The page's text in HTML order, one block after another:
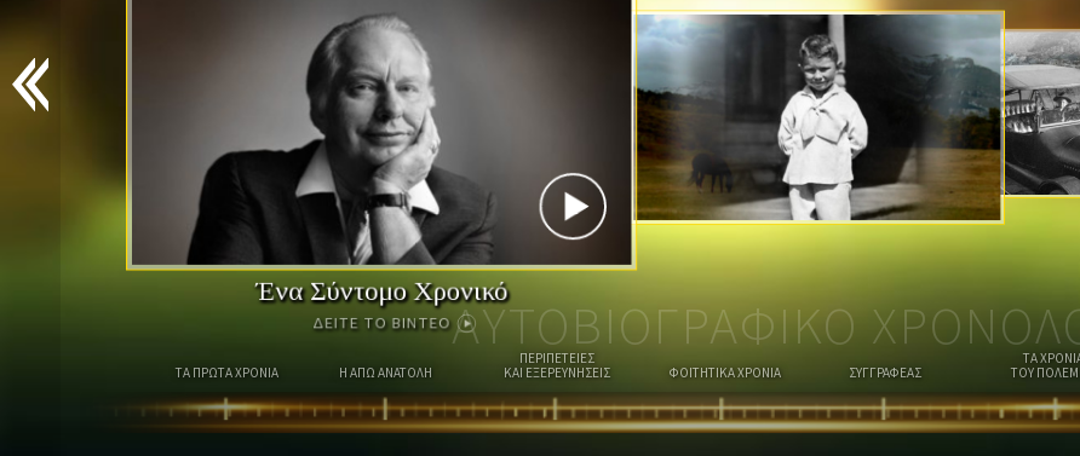
Ένα Σύντομο Χρονικό
ΔΕΙΤΕ ΤΟ ΒΙΝΤΕΟ
Ι
Σ
Τ
Η
Σ
Ι
Τ
Ο
Π
Ο
Λ
Ε
Μ
Ο
Ε
Α
Π
Π
Ε
Ρ
Τ
Ε
Ι
Α
Α
Τ
Ο
Λ
Η
Π
Ν
Ι
Α
ΑΥΤΟΒΙΟΓΡΑΦΙΚΟ
ΤΑ ΠΡΩΤΑ ΧΡΟΝΙΑ Η ΑΠΩ ΑΝΑΤΟΛΗ
ΠΕΡΙΠΕΤΕΙΕΣ
ΚΑΙ ΕΞΕΡΕΥΝΗΣΕΙΣ
ΦΟΙΤΗΤΙΚΑ ΧΡΟΝΙΑ ΣΥΓΓΡΑΦΕΑΣ
ΤΑ
ΤΟΥ